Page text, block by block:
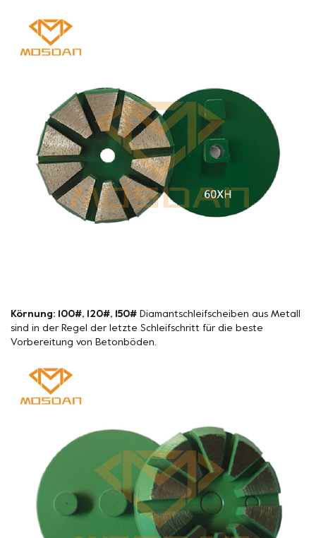
Körnung: 100#, 120#, 150#
Diamantschleifscheiben aus Metall
sind in der Regel der letzte Schleifschritt für die beste
Vorbereitung von Betonböden.